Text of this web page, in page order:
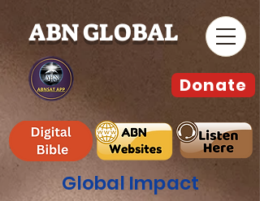
ABN GLOBAL
Global Impact
Donate